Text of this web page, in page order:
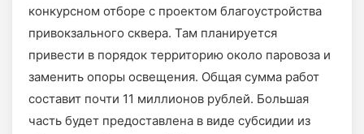
конкурсном отборе с проектом благоустройства
привокзального сквера. Там планируется
привести в порядок территорию около паровоза и
заменить опоры освещения. Общая сумма работ
составит почти 11 миллионов рублей. Большая
часть будет предоставлена в виде субсидии из